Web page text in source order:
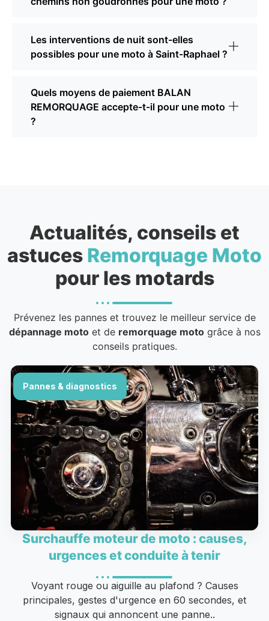
Les interventions de nuit sont-elles
possibles pour une moto à Saint-Raphael ?
Quels moyens de paiement BALAN
REMORQUAGE accepte-t-il pour une moto
?
Actualités, conseils et
astuces Remorquage Moto
pour les motards
Prévenez les pannes et trouvez le meilleur service de
dépannage motoet de remorquage motogrâce à nos
conseils pratiques.
Pannes & diagnostics
Surchauffe moteur de moto : causes,
urgences et conduite à tenir
Voyant rouge ou aiguille au plafond ? Causes
principales, gestes d'urgence en 60 secondes, et
signaux qui annoncent une panne..